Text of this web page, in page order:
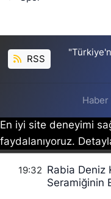
RSS
Haber
En iyi site deneyimi
faydalanıyoruz.
19:32 Rabia Deniz
Seramiğinin